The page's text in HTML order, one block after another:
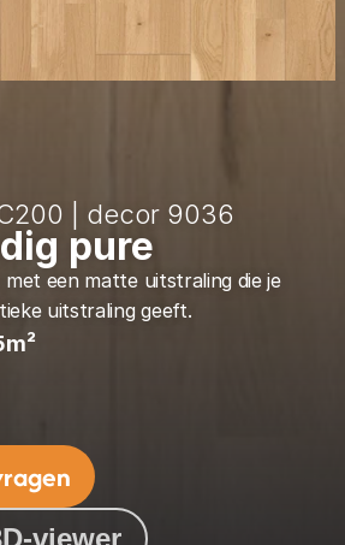
| decor 9036
pure
m²
een matte uitstraling die je
uitstraling geeft.
viewer